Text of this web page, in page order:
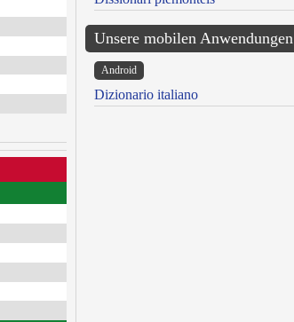
Unsere mobilen Anwendungen
Android
Dizionario italiano